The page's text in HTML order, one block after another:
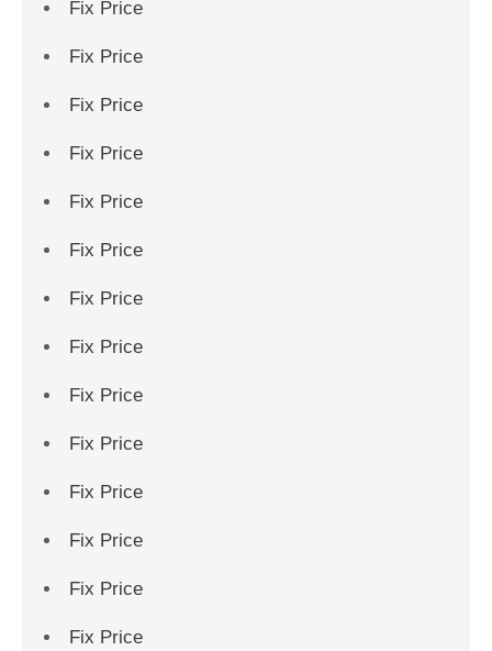
Fix Price
Fix Price
Fix Price
Fix Price
Fix Price
Fix Price
Fix Price
Fix Price
Fix Price
Fix Price
Fix Price
Fix Price
Fix Price
Fix Price